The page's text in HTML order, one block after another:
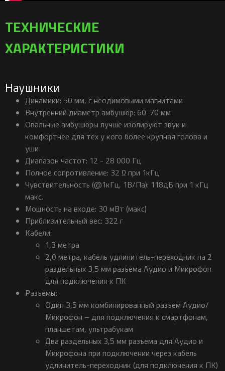
ТЕХНИЧЕСКИЕ
ХАРАКТЕРИСТИКИ
Наушники
Динамики: 50 мм, с неодимовыми магнитами
Внутренний диаметр амбушюр: 60-70 мм
Овальные амбушюры лучше изолируют звук и
комфортнее для тех у кого более крупная голова и
уши
Диапазон частот: 12 - 28 000 Гц
Полное сопротивление: 32 Ω при 1кГц
Чувствительность (@1кГц, 1В/Па): 118дБ при 1 кГц
макс.
Мощность на входе: 30 мВт (макс)
Приблизительный вес: 322 г
Кабели:
1,3 метра
2,0 метра, кабель удлинитель-переходник на 2
раздельных 3,5 мм разъема Аудио и Микрофон
для подключения к ПК
Разъемы:
Один 3,5 мм комбинированный разъем Аудио/
Микрофон – для подключения к смартфонам,
планшетам, ультрабукам
Два раздельных 3,5 мм разъема для Аудио и
Микрофона при подключении через кабель
удлинитель-переходник (для подключения к ПК)